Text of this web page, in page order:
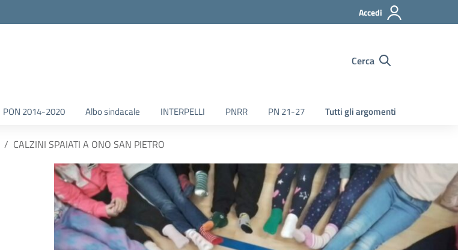
Accedi
Cerca
PON 2014-2020 Albo sindacale INTERPELLI PNRR PN 21-27 Tutti gli argomenti
CALZINI SPAIATI A ONO SAN PIETRO